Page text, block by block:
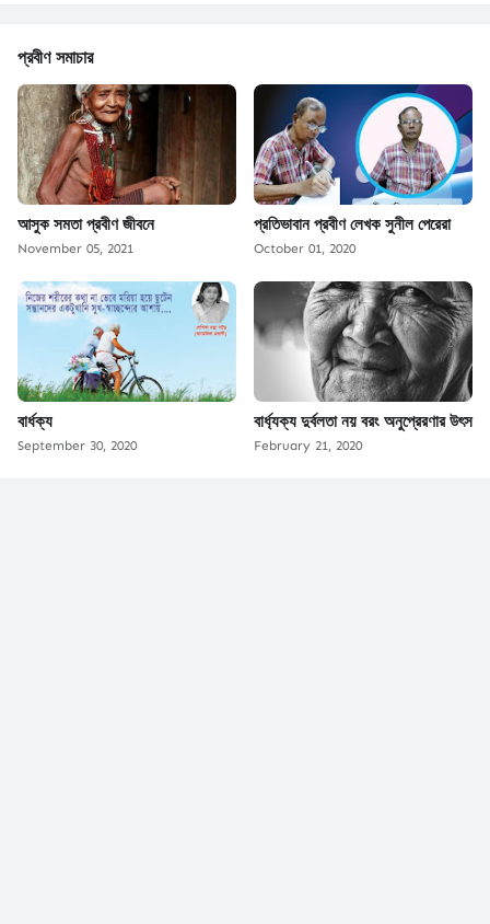
প্রবীণ সমাচার
আসুক সমতা প্রবীণ জীবনে
November 05, 2021
প্রতিভাবান প্রবীণ লেখক সুনীল পেরেরা
October 01, 2020
বার্ধক্য
September 30, 2020
বার্ধ্যক্য দুর্বলতা নয় বরং অনুপ্রেরণার উৎস
February 21, 2020